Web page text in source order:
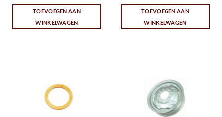
TOEVOEGEN AAN
WINKELWAGEN
TOEVOEGEN AAN
WINKELWAGEN